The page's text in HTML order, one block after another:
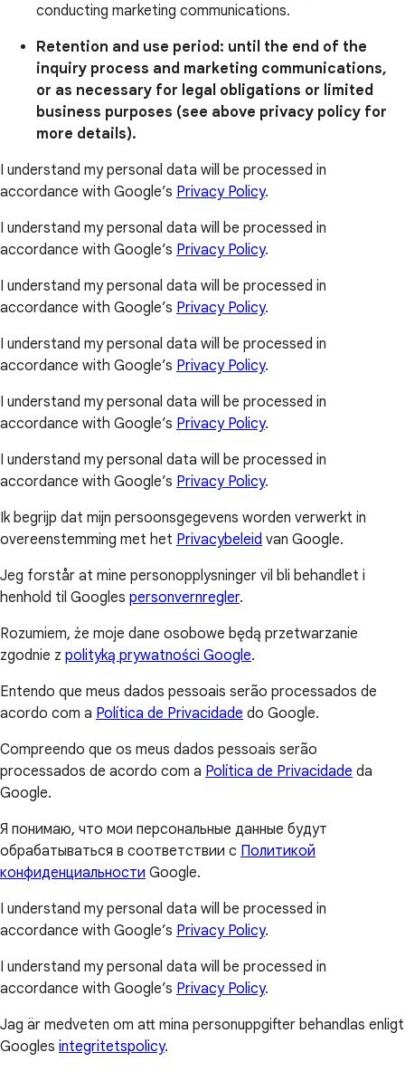
conducting marketing communications.
Retention and use period: until the end of the
inquiry process and marketing communications,
or as necessary for legal obligations or limited
business purposes (see above privacy policy for
more details).
I understand my personal data will be processed in
accordance with Google’s Privacy Policy.
I understand my personal data will be processed in
accordance with Google’s Privacy Policy.
I understand my personal data will be processed in
accordance with Google’s Privacy Policy.
I understand my personal data will be processed in
accordance with Google’s Privacy Policy.
I understand my personal data will be processed in
accordance with Google’s Privacy Policy.
I understand my personal data will be processed in
accordance with Google’s Privacy Policy.
Ik begrijp dat mijn persoonsgegevens worden verwerkt in
overeenstemming met het Privacybeleid van Google.
Jeg forstår at mine personopplysninger vil bli behandlet i
henhold til Googles personvernregler.
Rozumiem, że moje dane osobowe będą przetwarzanie
zgodnie z polityką prywatności Google.
Entendo que meus dados pessoais serão processados de
acordo com a Política de Privacidade do Google.
Compreendo que os meus dados pessoais serão
processados de acordo com a Política de Privacidade da
Google.
Я понимаю, что мои персональные данные будут
обрабатываться в соответствии с Политикой
конфиденциальности Google.
I understand my personal data will be processed in
accordance with Google’s Privacy Policy.
I understand my personal data will be processed in
accordance with Google’s Privacy Policy.
Jag är medveten om att mina personuppgifter behandlas enligt
Googles integritetspolicy.